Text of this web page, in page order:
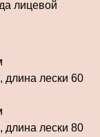
лицевой
лески 60
лески 80